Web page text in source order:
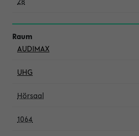
AUDIMAX
UHG
Hörsaal
1064